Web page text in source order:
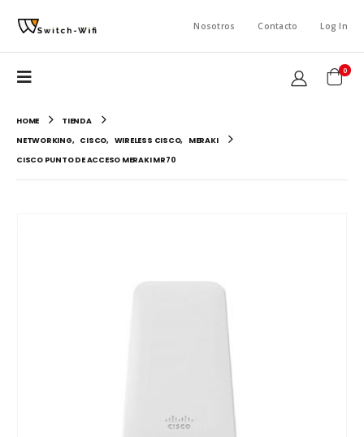
Nosotros Contacto Log In
0
HOME
TIENDA
NETWORKING, CISCO, WIRELESS CISCO,
MERAKI
CISCO PUNTO DE ACCESO MERAKI MR70